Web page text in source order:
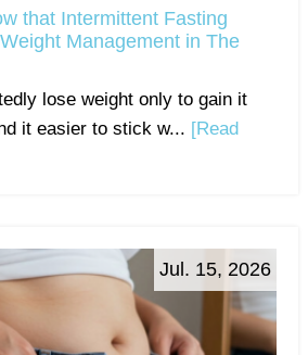
that Intermittent Fasting
Management in The
lose weight only to gain it
it easier to stick w... [Read
Jul. 15, 2026